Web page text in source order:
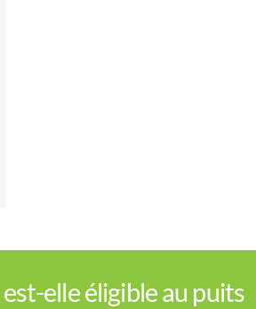
elle éligible au puits